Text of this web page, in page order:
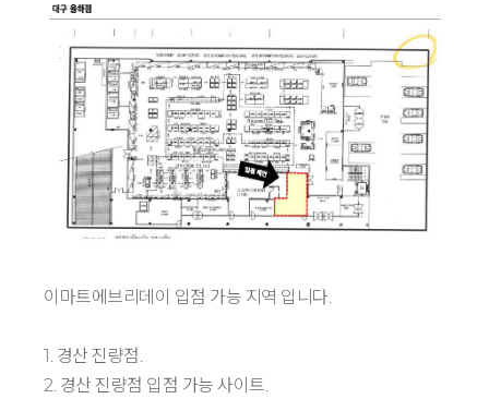
이마트에브리데이 입점 가능 지역 입니다.
1. 경산 진량점.
2. 경산 진량점 입점 가능 사이트.